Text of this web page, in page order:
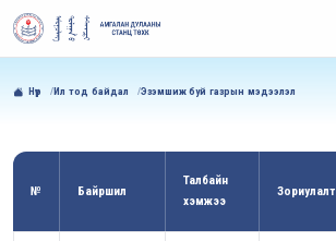
Нүүр Ил тод байдал Эзэмшиж буй газрын мэдээлэл
№ Байршил
Талбайн
хэмжээ
Зориулалт